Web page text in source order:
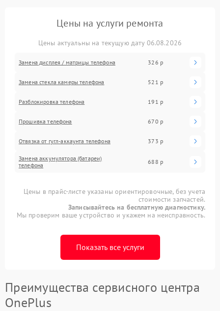
Цены на услуги ремонта
Цены актуальны на текущую дату 06.08.2026
Замена дисплея / матрицы телефона 326 р
Замена стекла камеры телефона 521 р
Разблокировка телефона 191 р
Прошивка телефона 670 р
Отвязка от гугл-аккаунта телефона 373 р
Замена аккумулятора (батареи)
телефона
688 р
Цены в прайс-листе указаны ориентировочные, без учета
стоимости запчастей.
Записывайтесь на бесплатную диагностику.
Мы проверим ваше устройство и укажем на неисправность.
Показать все услуги
Преимущества сервисного центра
OnePlus